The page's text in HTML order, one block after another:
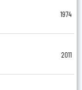
1974
2011